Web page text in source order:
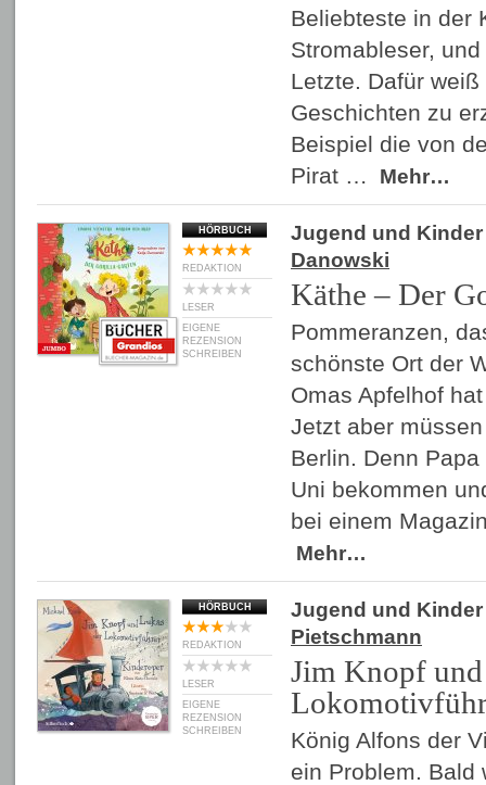
Beliebteste in der
Stromableser,
Letzte. Dafür
Geschichten zu
Beispiel die von
Pirat …
Mehr…
HÖRBUCH
REDAKTION
LESER
EIGENE
REZENSION
SCHREIBEN
Jugend und Kinder
Danowski
Käthe – Der
Pommeranzen,
schönste Ort der
Omas Apfelhof
Jetzt aber
Berlin. Denn
Uni bekommen
bei einem
Mehr…
HÖRBUCH
REDAKTION
LESER
EIGENE
REZENSION
SCHREIBEN
Jugend und Kinder
Pietschmann
Jim Knopf
König Alfons der
ein Problem. Bald